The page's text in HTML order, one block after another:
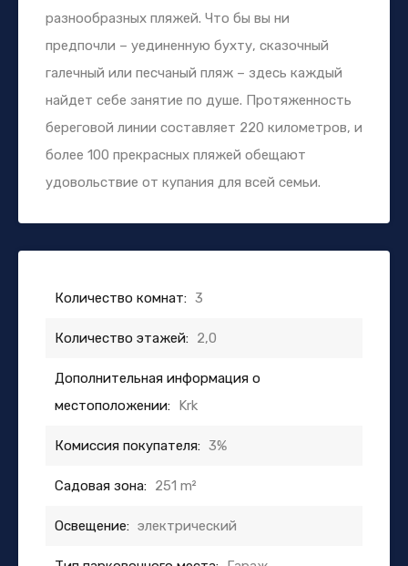
разнообразных пляжей. Что бы вы ни
предпочли – уединенную бухту, сказочный
галечный или песчаный пляж – здесь каждый
найдет себе занятие по душе. Протяженность
береговой линии составляет 220 километров, и
более 100 прекрасных пляжей обещают
удовольствие от купания для всей семьи.
Количество комнат: 3
Количество этажей: 2,0
Дополнительная информация о
местоположении: Krk
Комиссия покупателя: 3%
Садовая зона: 251 m²
Освещение: электрический